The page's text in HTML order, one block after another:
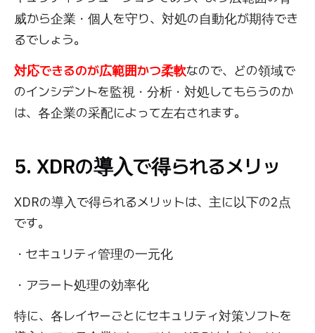
威から企業・個人を守り、対処の自動化が期待でき
るでしょう。
対応できるのが広範囲かつ柔軟なので、どの領域で
のインシデントを監視・分析・対処してもらうのか
は、各企業の采配によって左右されます。
5. XDRの導入で得られるメリッ
XDRの導入で得られるメリットは、主に以下の2点
です。
・セキュリティ管理の一元化
・アラート処理の効率化
特に、各レイヤーごとにセキュリティ対策ソフトを